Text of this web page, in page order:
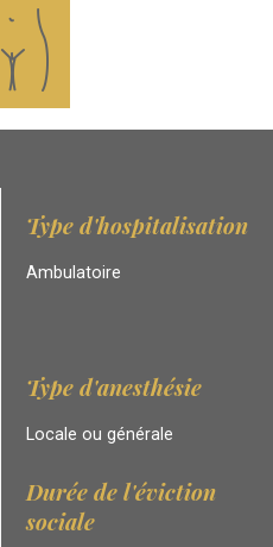
Type d'hospitalisation
Ambulatoire
Type d'anesthésie
Locale ou générale
Durée de l'éviction
sociale